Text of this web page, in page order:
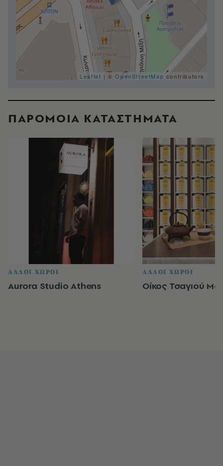
Leaflet | ©OpenStreetMap contributors
ΠΑΡΟΜΟΙΑ ΚΑΤΑΣΤΗΜΑΤΑ
ΑΛΛΟΙ ΧΩΡΟΙ
Aurora Studio Athens
ΑΛΛΟΙ ΧΩΡΟΙ
Οίκος Τσαγιού